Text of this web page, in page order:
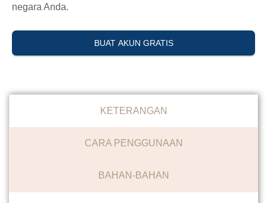
negara Anda.
BUAT AKUN GRATIS
KETERANGAN
CARA PENGGUNAAN
BAHAN-BAHAN